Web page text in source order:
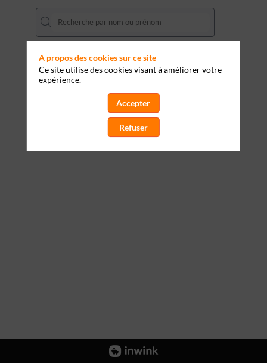
A propos des cookies sur ce site
Ce site utilise des cookies visant à améliorer votre
expérience.
Accepter
Refuser